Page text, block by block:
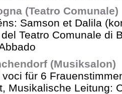
(Teatro Comunale)
Samson et Dalila
Teatro Comunale di
(Musiksalon)
für 6
Musikalische Leitung: